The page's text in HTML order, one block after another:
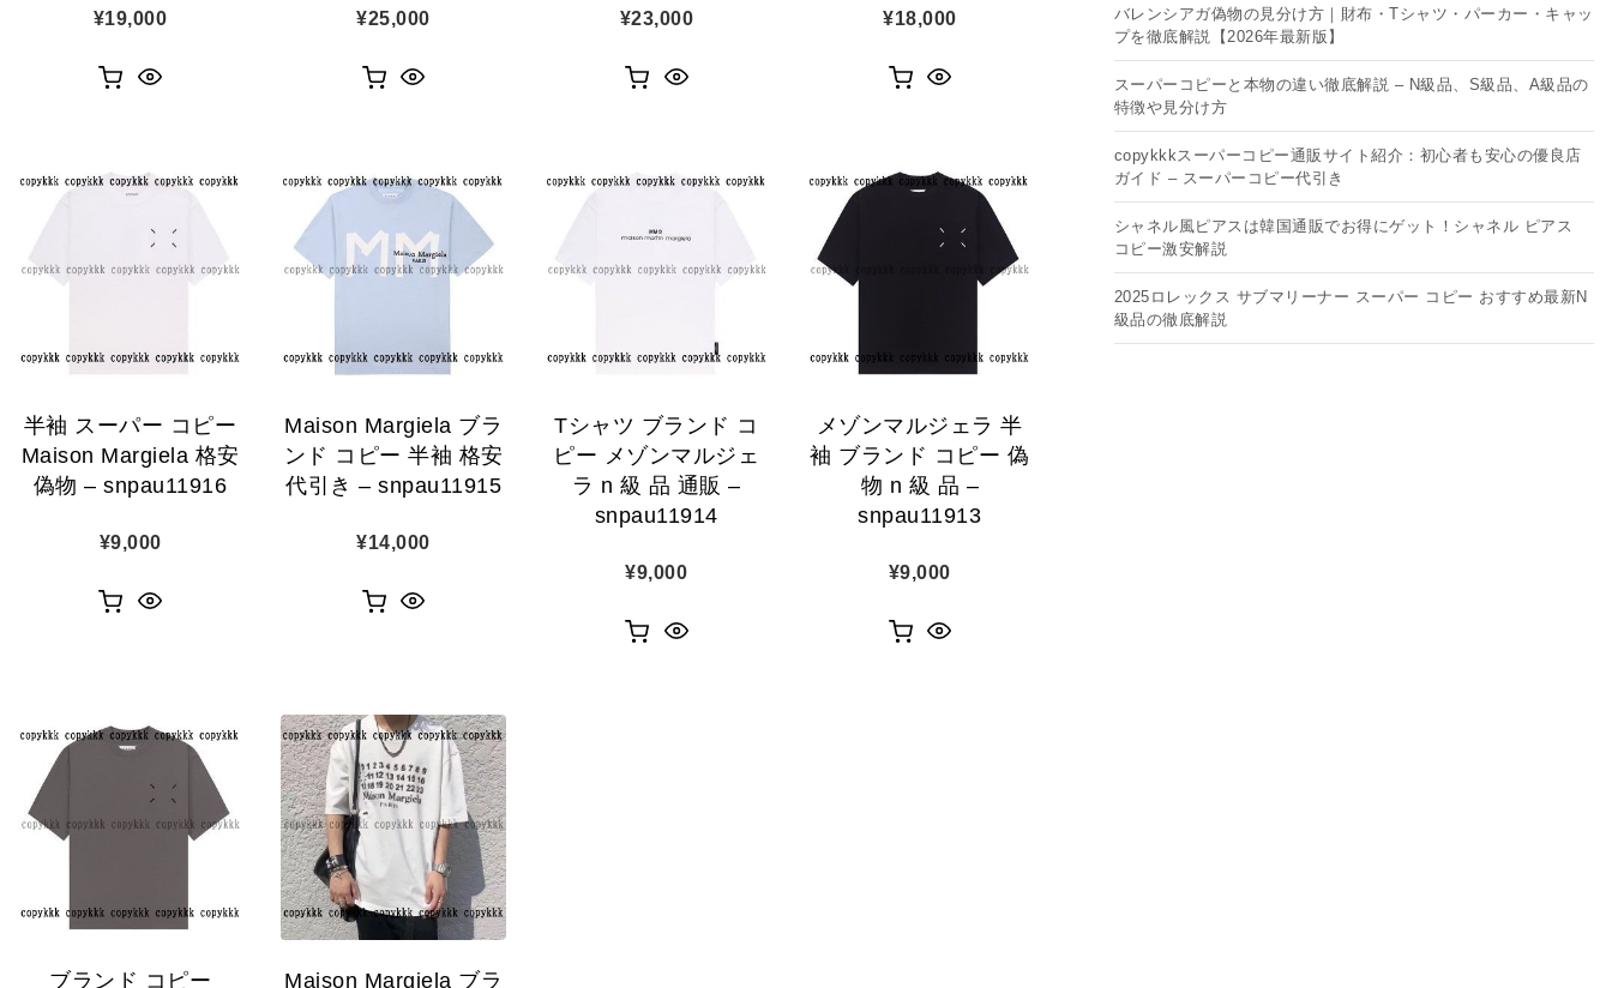
¥19,000 ¥25,000 ¥23,000 ¥18,000
半袖 スーパー コピー
Maison Margiela 格安
偽物 – snpau11916
¥9,000
Maison Margiela ブラ
ンド コピー 半袖 格安
代引き – snpau11915
¥14,000
Tシャツ ブランド コ
ピー メゾンマルジェ
ラ n 級 品 通販 –
snpau11914
¥9,000
メゾンマルジェラ 半
袖 ブランド コピー 偽
物 n 級 品 –
snpau11913
¥9,000
ブランド コピー Maison Margiela ブラ
バレンシアガ偽物の見分け方｜財布・Tシャツ・パーカー・キャッ
プを徹底解説【2026年最新版】
スーパーコピーと本物の違い徹底解説 – N級品、S級品、A級品の
特徴や見分け方
copykkkスーパーコピー通販サイト紹介：初心者も安心の優良店
ガイド – スーパーコピー代引き
シャネル風ピアスは韓国通販でお得にゲット！シャネル ピアス
コピー​激安解説
2025ロレックス サブマリーナー スーパー コピー おすすめ最新N
級品の徹底解説